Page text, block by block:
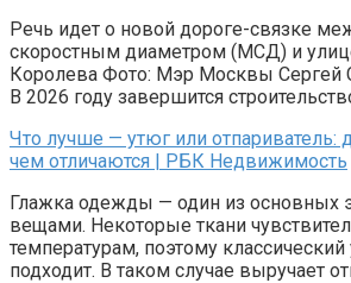
Речь идет о новой дороге-связке
скоростным диаметром (МСД) и
Королева Фото: Мэр Москвы Сергей
В 2026 году завершится
Что лучше — утюг или отпариватель:
чем отличаются | РБК Недвижимость
Глажка одежды — один из основных
вещами. Некоторые ткани
температурам, поэтому
подходит. В таком случае выручает